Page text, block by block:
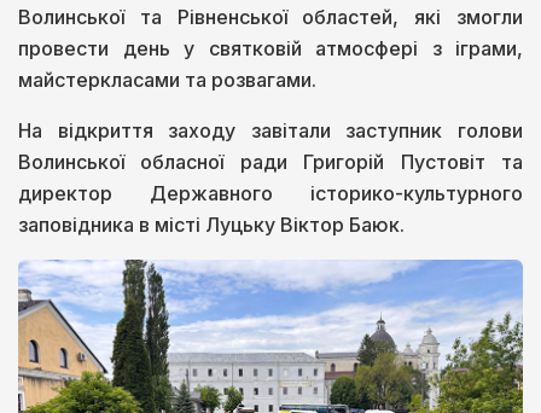
Волинської та Рівненської областей, які змогли
провести день у святковій атмосфері з іграми,
майстеркласами та розвагами.
На відкриття заходу завітали заступник голови
Волинської обласної ради Григорій Пустовіт та
директор Державного історико-культурного
заповідника в місті Луцьку Віктор Баюк.